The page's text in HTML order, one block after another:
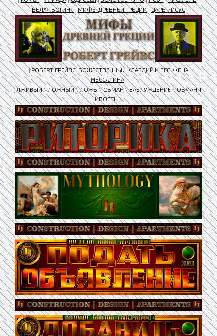
|БЕЛАЯ БОГИНЯ|МИФЫ ДРЕВНЕЙ ГРЕЦИИ|ЦАРЬ ИИСУС|
|РОБЕРТ ГРЕЙВС. БОЖЕСТВЕННЫЙ КЛАВДИЙ И ЕГО ЖЕНА
МЕССАЛИНА|
ЛЖИВЫЙ\ЛОЖНЫЙ\ЛОЖЬ\ОБМАН\ЗАБЛУЖДЕНИЕ\ОБМАНЧ
ИВОСТЬ\